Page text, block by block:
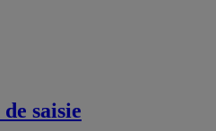
saisie